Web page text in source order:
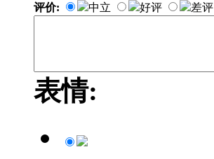
评价: 中立 好评 差评
表情: